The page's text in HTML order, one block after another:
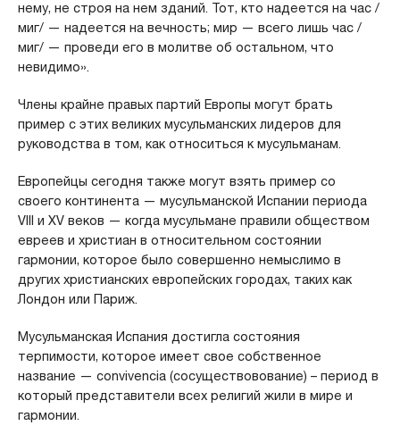
нему, не строя на нем зданий. Тот, кто надеется на час /
миг/ — надеется на вечность; мир — всего лишь час /
миг/ — проведи его в молитве об остальном, что
невидимо».
Члены крайне правых партий Европы могут брать
пример с этих великих мусульманских лидеров для
руководства в том, как относиться к мусульманам.
Европейцы сегодня также могут взять пример со
своего континента — мусульманской Испании периода
VIII и XV веков — когда мусульмане правили обществом
евреев и христиан в относительном состоянии
гармонии, которое было совершенно немыслимо в
других христианских европейских городах, таких как
Лондон или Париж.
Мусульманская Испания достигла состояния
терпимости, которое имеет свое собственное
название — convivencia (сосуществовование) – период в
который представители всех религий жили в мире и
гармонии.